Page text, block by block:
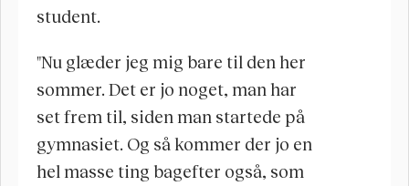
student.
"Nu glæder jeg mig bare til den her
sommer. Det er jo noget, man har
set frem til, siden man startede på
gymnasiet. Og så kommer der jo en
hel masse ting bagefter også, som